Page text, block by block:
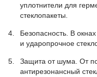
уплотнители для
стеклопакеты.
Безопасность. В
и ударопрочное
Защита от шума. От
антирезонансный